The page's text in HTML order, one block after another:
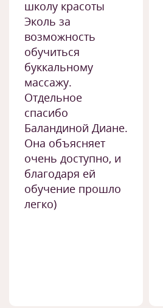
школу красоты
Эколь за
возможность
обучиться
буккальному
массажу.
Отдельное
спасибо
Баландиной Диане.
Она объясняет
очень доступно, и
благодаря ей
обучение прошло
легко)